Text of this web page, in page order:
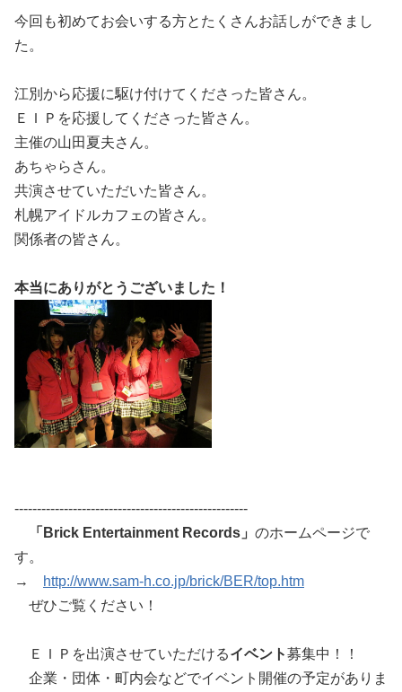
今回も初めてお会いする方とたくさんお話しができまし
た。
江別から応援に駆け付けてくださった皆さん。
ＥＩＰを応援してくださった皆さん。
主催の山田夏夫さん。
あちゃらさん。
共演させていただいた皆さん。
札幌アイドルカフェの皆さん。
関係者の皆さん。
本当にありがとうございました！
----------------------------------------------------
「Brick Entertainment Records」 のホームページで
す。
→
http://www.sam-h.co.jp/brick/BER/top.htm
ぜひご覧ください！
ＥＩＰを出演させていただけるイベント募集中！！
企業・団体・町内会などでイベント開催の予定がありま